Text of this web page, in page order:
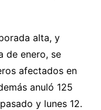
alta, y
de enero, se
afectados en
anuló 125
y lunes 12.